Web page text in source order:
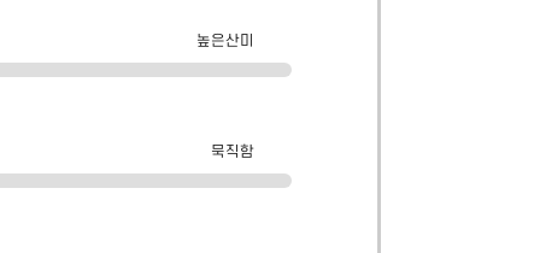
높은산미
묵직함